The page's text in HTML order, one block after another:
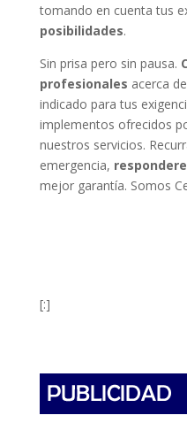
tomando en cuenta tus
posibilidades.
Sin prisa pero sin pausa.
profesionales acerca
indicado para tus
implementos ofrecidos
nuestros servicios.
emergencia,
mejor garantía. Somos
[:]